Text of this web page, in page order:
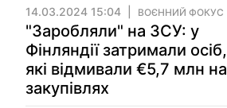
14.03.2024 15:04 ВОЄННИЙ ФОКУС
"Заробляли" на ЗСУ: у
Фінляндії затримали осіб,
які відмивали €5,7 млн на
закупівлях